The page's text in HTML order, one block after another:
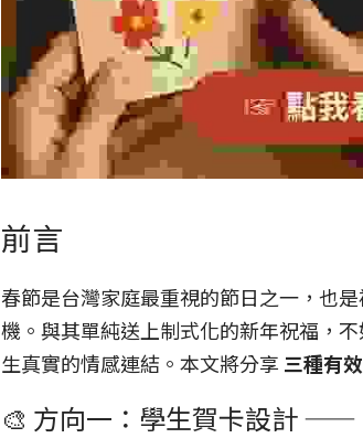
前言
春節是台灣家庭最重視的節日之一，也
機。與其單純送上制式化的新年祝福，
生真實的情感連結。本文將分享 三種有
🎨 方向一：學生賀卡設計 ——